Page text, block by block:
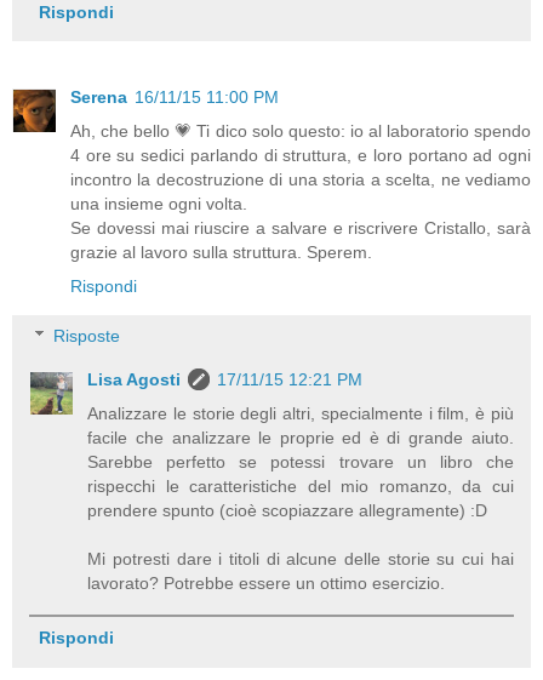
Rispondi
Serena 16/11/15 11:00 PM
Ah, che bello 💗 Ti dico solo questo: io al laboratorio spendo
4 ore su sedici parlando di struttura, e loro portano ad ogni
incontro la decostruzione di una storia a scelta, ne vediamo
una insieme ogni volta.
Se dovessi mai riuscire a salvare e riscrivere Cristallo, sarà
grazie al lavoro sulla struttura. Sperem.
Rispondi
Risposte
Lisa Agosti
17/11/15 12:21 PM
Analizzare le storie degli altri, specialmente i film, è più
facile che analizzare le proprie ed è di grande aiuto.
Sarebbe perfetto se potessi trovare un libro che
rispecchi le caratteristiche del mio romanzo, da cui
prendere spunto (cioè scopiazzare allegramente) :D
Mi potresti dare i titoli di alcune delle storie su cui hai
lavorato? Potrebbe essere un ottimo esercizio.
Rispondi